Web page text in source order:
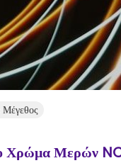
Χρώμα Μερών